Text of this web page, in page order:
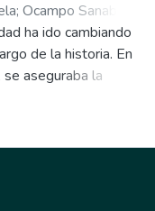
; Ocampo Sanabria,
Martinez, Julio Cesar
ha ido cambiando
de la historia. En
aseguraba la
directo entre